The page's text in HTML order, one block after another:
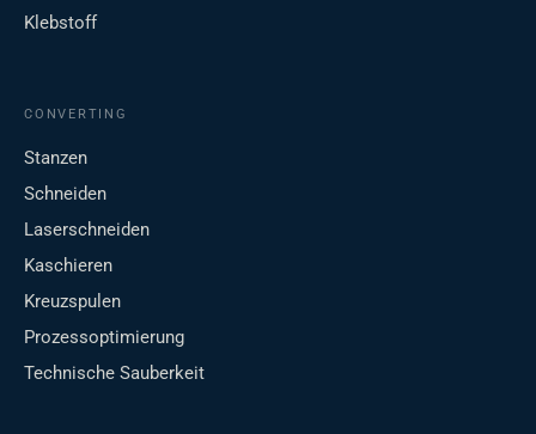
Klebstoff
CONVERTING
Stanzen
Schneiden
Laserschneiden
Kaschieren
Kreuzspulen
Prozessoptimierung
Technische Sauberkeit